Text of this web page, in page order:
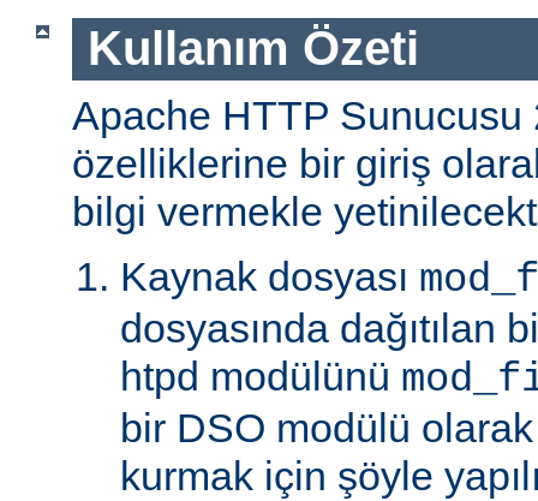
Kullanım Özeti
Apache HTTP Sunucusu
özelliklerine bir giriş
bilgi vermekle
Kaynak dosyası
dosyasında dağıtılan
htpd modülünü
bir DSO modülü
kurmak için şöyle